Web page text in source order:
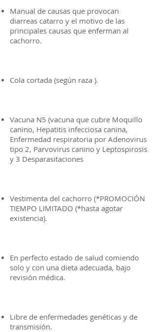
Manual de causas que provocan
diarreas catarro y el motivo de las
principales causas que enferman al
cachorro.
Cola cortada (según raza ).
Vacuna N5 (vacuna que cubre Moquillo
canino, Hepatitis infecciosa canina,
Enfermedad respiratoria por Adenovirus
tipo 2, Parvovirus canino y Leptospirosis
y 3 Desparasitaciones
Vestimenta del cachorro (*PROMOCIÓN
TIEMPO LIMITADO (*hasta agotar
existencia).
En perfecto estado de salud comiendo
solo y con una dieta adecuada, bajo
revisión médica.
Libre de enfermedades genéticas y de
transmisión.